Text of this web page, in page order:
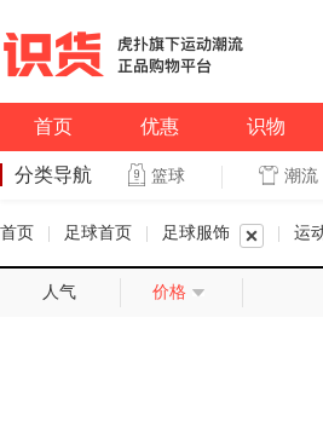
首页 优惠 识物
分类导航 篮球 潮流
首页 足球首页 足球服饰 运
人气 价格